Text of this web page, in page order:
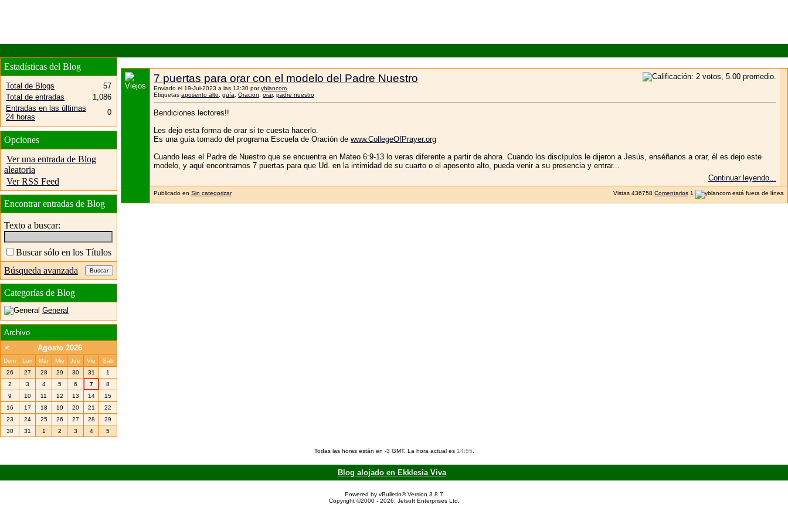
7 puertas para orar con el modelo del Padre Nuestro
Enviado el 19-Jul-2023 a las 13:30 poryblancom
Etiquetas aposento alto, guía, Oracion, orar, padre nuestro
Bendiciones lectores!!
Les dejo esta forma de orar si te cuesta hacerlo.
Es una guía tomado del programa Escuela de Oración de www.CollegeOfPrayer.org
Cuando leas el Padre de Nuestro que se encuentra en Mateo 6:9-13 lo veras diferente a partir de ahora. Cuando los discípulos le dijeron a Jesús, enséñanos a orar, él es dejo este
modelo, y aquí encontramos 7 puertas para que Ud. en la intimidad de su cuarto o el aposento alto, pueda venir a su presencia y entrar...
Continuar leyendo...
Publicado en Sin categorizar Vistas 436758 Comentarios 1
Estadísticas del Blog
Total de Blogs
57
Total de entradas
1,086
Entradas en las últimas
24 horas
0
Opciones
Ver una entrada de Blog
aleatoria
Ver RSS Feed
Encontrar entradas de Blog
Texto a buscar:
Buscar sólo en los Títulos
Búsqueda avanzada
Categorías de Blog
General
Archivo
<
Agosto 2026
Dom Lun Mar Mie Jue Vie
Sáb
26
27 28 29 30 31
1
2
3 4 5 6 7
8
9
10 11 12 13 14
15
16
17 18 19 20 21
22
23
24 25 26 27 28
29
30
31 1 2 3 4 5
Todas las horas están en -3 GMT. La hora actual es 14:55.
Blog alojado en Ekklesia Viva
Powered by vBulletin® Version 3.8.7
Copyright ©2000 - 2026, Jelsoft Enterprises Ltd.